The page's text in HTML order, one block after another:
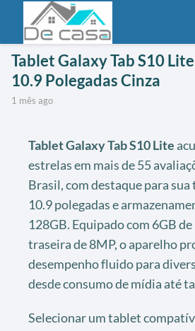
Tablet Galaxy Tab S10
10.9 Polegadas Cinza
1 mês ago
Tablet Galaxy Tab S10 Lite
estrelas em mais de 55
Brasil, com destaque para sua
10.9 polegadas e
128GB. Equipado com 6GB
traseira de 8MP, o aparelho
desempenho fluido para
desde consumo de mídia até
Selecionar um tablet